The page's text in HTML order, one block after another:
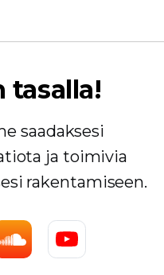
tasalla!
saadaksesi
ja toimivia
rakentamiseen.